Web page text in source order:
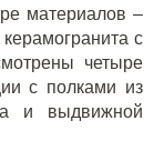
материалов –
с
четыре
с полками из
и выдвижной